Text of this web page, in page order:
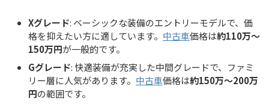
Xグレード: ベーシックな装備のエントリーモデルで、価
格を抑えたい方に適しています。 中古車価格は約110万～
150万円が一般的です。
Gグレード: 快適装備が充実した中間グレードで、ファミ
リー層に人気があります。 中古車価格は約150万～200万
円の範囲です。